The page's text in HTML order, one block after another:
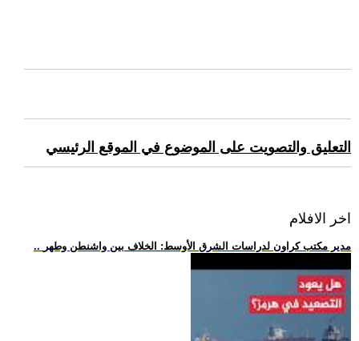
التعليق والتصويت على الموضوع في الموقع الرئيسي
اخر الافلام
.. مدير مكتب كراون لدراسات الشرق الأوسط: الخلاف بين واشنطن وطهر